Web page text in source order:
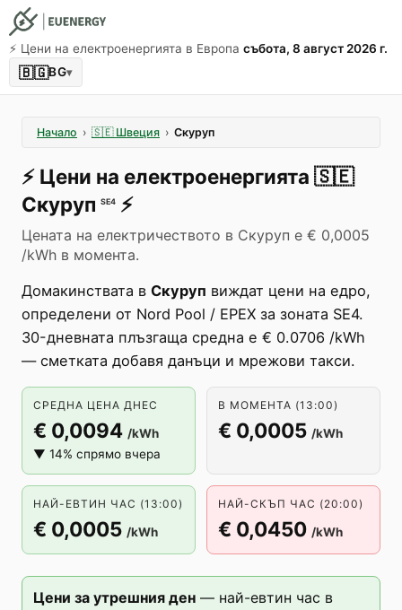
⚡️ Цени на електроенергията в Европа събота, 8 август 2026 г.
🇧🇬BG▾
Начало › 🇸🇪 Швеция › Скуруп
⚡️ Цени на електроенергията 🇸🇪
Скуруп SE4 ⚡️
Цената на електричеството в Скуруп е € 0,0005
/kWh в момента.
Домакинствата в Скуруп виждат цени на едро,
определени от Nord Pool / EPEX за зоната SE4.
30-дневната плъзгаща средна е € 0.0706 /kWh
— сметката добавя данъци и мрежови такси.
СРЕДНА ЦЕНА ДНЕС
€ 0,0094 /kWh
▼ 14% спрямо вчера
В МОМЕНТА (13:00)
€ 0,0005 /kWh
НАЙ-ЕВТИН ЧАС (13:00)
€ 0,0005 /kWh
НАЙ-СКЪП ЧАС (20:00)
€ 0,0450 /kWh
Цени за утрешния ден — най-евтин час в